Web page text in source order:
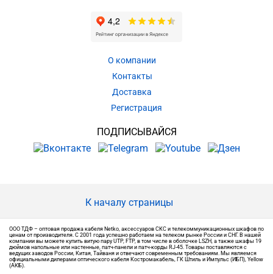
О компании
Контакты
Доставка
Регистрация
ПОДПИСЫВАЙСЯ
К началу страницы
ООО ТДФ – оптовая продажа кабеля Netko, аксессуаров СКС и телекоммуникационных шкафов по
ценам от производителя. С 2001 года успешно работаем на телеком рынке России и СНГ. В нашей
компании вы можете купить витую пару UTP, FTP, в том числе в оболочке LSZH, а также шкафы 19
дюймов напольные или настенные, патч-панели и патч-корды RJ-45. Товары поставляются с
ведущих заводов России, Китая, Тайваня и отвечают современным требованиям. Мы являемся
официальными дилерами оптического кабеля Костромакабель, ГК Штиль и Импульс (ИБП), Yellow
(АКБ).